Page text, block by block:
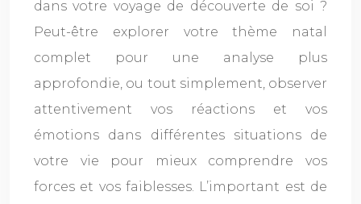
dans votre voyage de découverte de soi ?
Peut-être explorer votre thème natal
complet pour une analyse plus
approfondie, ou tout simplement, observer
attentivement vos réactions et vos
émotions dans différentes situations de
votre vie pour mieux comprendre vos
forces et vos faiblesses. L’important est de